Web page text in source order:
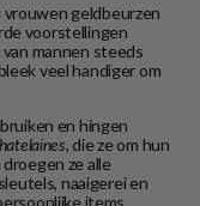
geldbeurzen
voorstellingen
mannen steeds
veel handiger om
en hingen
, die ze om hun
ze alle
naaigerei en
items